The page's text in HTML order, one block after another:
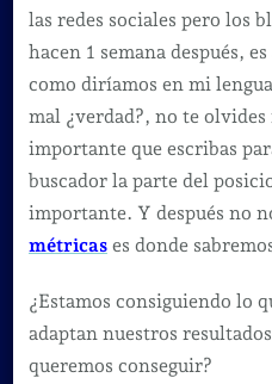
las redes sociales pero los
hacen 1 semana después,
como diríamos en mi
mal ¿verdad?, no te olvides
importante que escribas
buscador la parte del
importante. Y después no
métricases donde
¿Estamos consiguiendo lo
adaptan nuestros
queremos conseguir?